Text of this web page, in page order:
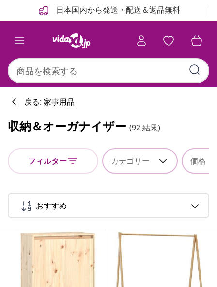
日本国内から発送・配送＆返品無料
戻る: 家事用品
収納＆オーガナイザー (92 結果)
フィルター カテゴリー 価格
おすすめ